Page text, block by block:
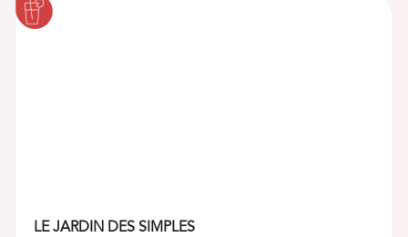
LE JARDIN DES SIMPLES